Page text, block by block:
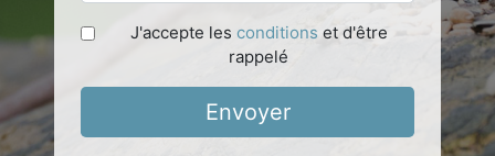
J'accepte les conditions et d'être
rappelé
Envoyer